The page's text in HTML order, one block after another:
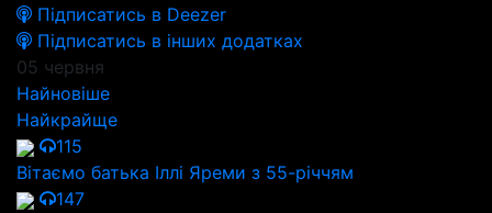
Підписатись в Deezer
Підписатись в інших додатках
05 червня
Найновіше
Найкрайще
115
Вітаємо батька Іллі Яреми з 55-річчям
147